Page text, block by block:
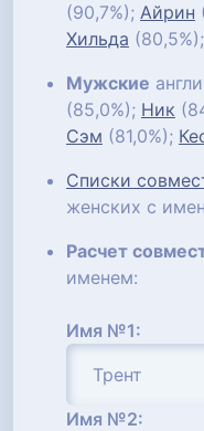
(90,7%); Айрин
Хильда (80,5%);
Мужские
(85,0%); Ник
Сэм (81,0%);
Списки
женских с
Расчет
именем:
Имя №1:
Имя №2: